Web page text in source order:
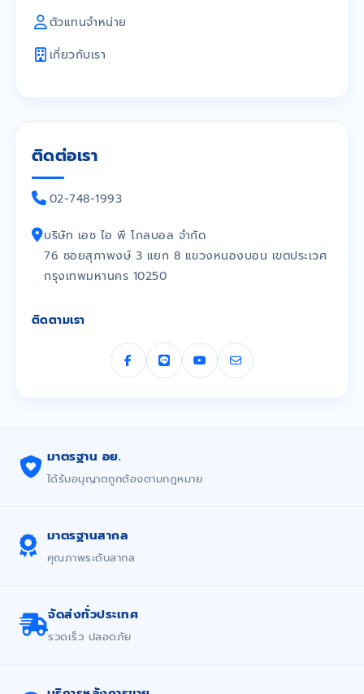
ตัวแทนจำหน่าย
เกี่ยวกับเรา
ติดต่อเรา
02-748-1993
บริษัท เอช ไอ พี โกลบอล จำกัด
76 ซอยสุภาพงษ์ 3 แยก 8 แขวงหนองบอน เขตประเวศ
กรุงเทพมหานคร 10250
ติดตามเรา
มาตรฐาน อย.
ได้รับอนุญาตถูกต้องตามกฎหมาย
มาตรฐานสากล
คุณภาพระดับสากล
จัดส่งทั่วประเทศ
รวดเร็ว ปลอดภัย